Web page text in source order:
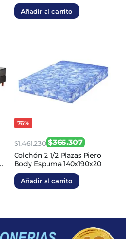
original
era:
actual
es:
Añadir al carrito
76%
$1.461.230
El
precio
original
era:
$365.307
El
precio
actual
es:
Colchón 2 1/2 Plazas Piero
Body Espuma 140x190x20
Añadir al carrito